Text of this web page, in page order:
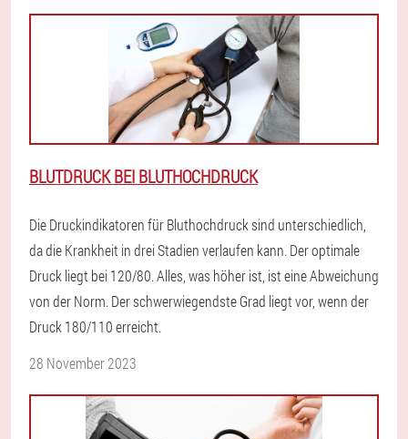
BLUTDRUCK BEI BLUTHOCHDRUCK
Die Druckindikatoren für Bluthochdruck sind unterschiedlich,
da die Krankheit in drei Stadien verlaufen kann. Der optimale
Druck liegt bei 120/80. Alles, was höher ist, ist eine Abweichung
von der Norm. Der schwerwiegendste Grad liegt vor, wenn der
Druck 180/110 erreicht.
28 November 2023